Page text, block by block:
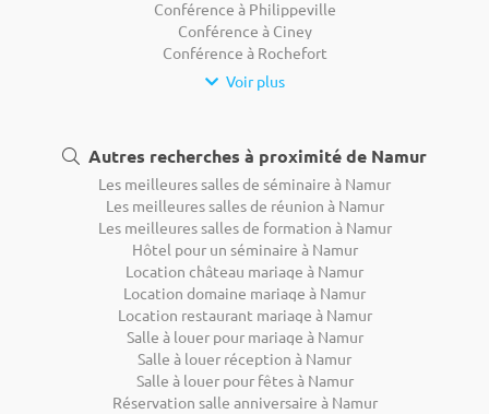
Conférence à Philippeville
Conférence à Ciney
Conférence à Rochefort
Voir plus
Autres recherches à proximité de Namur
Les meilleures salles de séminaire à Namur
Les meilleures salles de réunion à Namur
Les meilleures salles de formation à Namur
Hôtel pour un séminaire à Namur
Location château mariage à Namur
Location domaine mariage à Namur
Location restaurant mariage à Namur
Salle à louer pour mariage à Namur
Salle à louer réception à Namur
Salle à louer pour fêtes à Namur
Réservation salle anniversaire à Namur